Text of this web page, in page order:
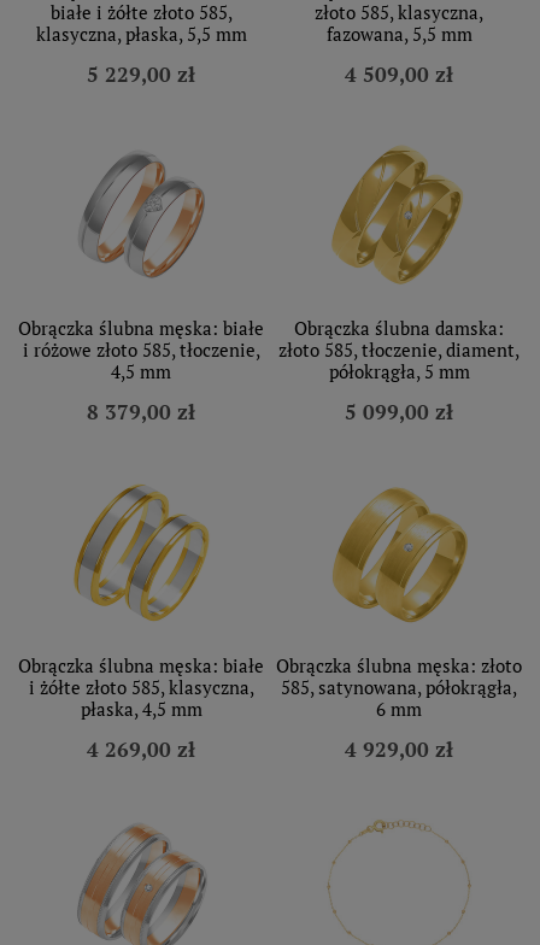
białe i żółte złoto 585,
klasyczna, płaska, 5,5 mm
5 229,00 zł
złoto 585, klasyczna,
fazowana, 5,5 mm
4 509,00 zł
Obrączka ślubna męska: białe
i różowe złoto 585, tłoczenie,
4,5 mm
8 379,00 zł
Obrączka ślubna damska:
złoto 585, tłoczenie, diament,
półokrągła, 5 mm
5 099,00 zł
Obrączka ślubna męska: białe
i żółte złoto 585, klasyczna,
płaska, 4,5 mm
4 269,00 zł
Obrączka ślubna męska: złoto
585, satynowana, półokrągła,
6 mm
4 929,00 zł